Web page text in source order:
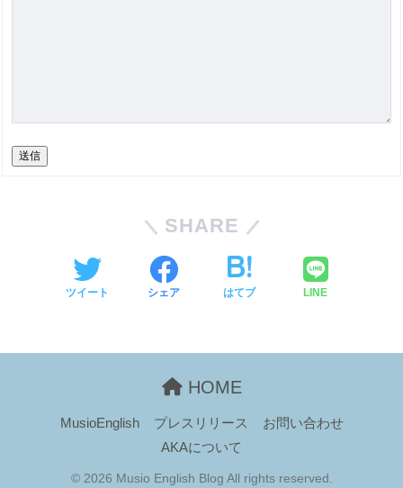
送信
SHARE
ツイート シェア はてブ LINE
HOME
MusioEnglish プレスリリース
お問い合わせ
AKAについて
© 2026 Musio English Blog All rights reserved.